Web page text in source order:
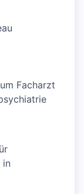
Facharzt
in